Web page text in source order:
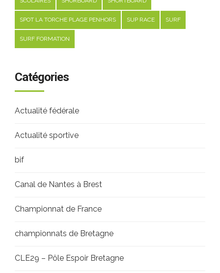
SPOT LA TORCHE PLAGE PENHORS SUP RACE SURF
SURF FORMATION
Catégories
Actualité fédérale
Actualité sportive
bif
Canal de Nantes à Brest
Championnat de France
championnats de Bretagne
CLE29 – Pôle Espoir Bretagne